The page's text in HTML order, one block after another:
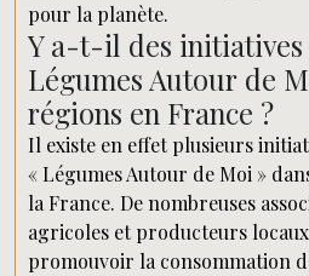
pour la planète.
Y a-t-il des initiatives
Légumes Autour de
régions en France ?
Il existe en effet plusieurs
« Légumes Autour de Moi »
la France. De nombreuses
agricoles et producteurs
promouvoir la consommation